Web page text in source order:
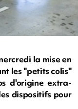
la mise en
les "petits colis"
d'origine extra-
dispositifs pour